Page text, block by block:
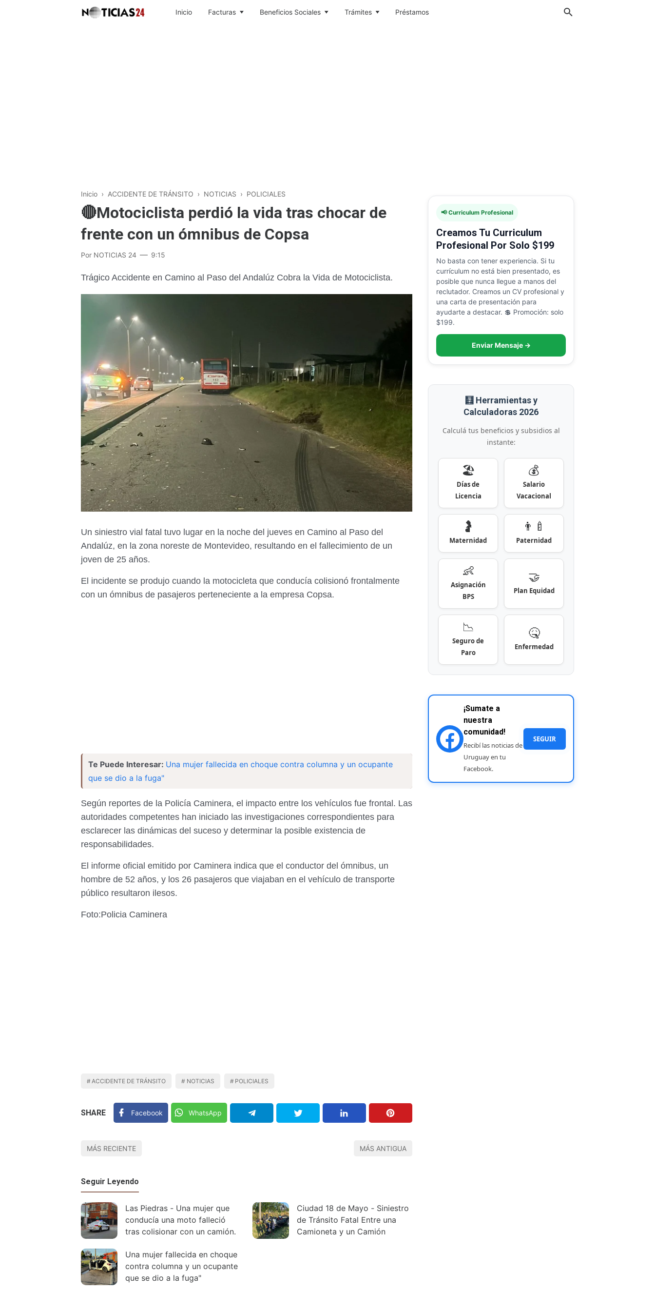
Inicio Facturas Beneficios Sociales Trámites Préstamos
Inicio › ACCIDENTE DE TRÁNSITO › NOTICIAS › POLICIALES
🔴Motociclista perdió la vida tras chocar de
frente con un ómnibus de Copsa
Por NOTICIAS 24 9:15
Trágico Accidente en Camino al Paso del Andalúz Cobra la Vida de Motociclista.
Un siniestro vial fatal tuvo lugar en la noche del jueves en Camino al Paso del
Andalúz, en la zona noreste de Montevideo, resultando en el fallecimiento de un
joven de 25 años.
El incidente se produjo cuando la motocicleta que conducía colisionó frontalmente
con un ómnibus de pasajeros perteneciente a la empresa Copsa.
Te Puede Interesar: Una mujer fallecida en choque contra columna y un ocupante
que se dio a la fuga"
Según reportes de la Policía Caminera, el impacto entre los vehículos fue frontal. Las
autoridades competentes han iniciado las investigaciones correspondientes para
esclarecer las dinámicas del suceso y determinar la posible existencia de
responsabilidades.
El informe oficial emitido por Caminera indica que el conductor del ómnibus, un
hombre de 52 años, y los 26 pasajeros que viajaban en el vehículo de transporte
público resultaron ilesos.
Foto:Policia Caminera
ACCIDENTE DE TRÁNSITO NOTICIAS POLICIALES
SHARE Facebook WhatsApp
MÁS RECIENTE MÁS ANTIGUA
Seguir Leyendo
Las Piedras - Una mujer que
conducía una moto falleció
tras colisionar con un camión.
Ciudad 18 de Mayo - Siniestro
de Tránsito Fatal Entre una
Camioneta y un Camión
Una mujer fallecida en choque
contra columna y un ocupante
que se dio a la fuga"
📢 Curriculum Profesional
Creamos Tu Curriculum
Profesional Por Solo $199
No basta con tener experiencia. Si tu
currículum no está bien presentado, es
posible que nunca llegue a manos del
reclutador. Creamos un CV profesional y
una carta de presentación para
ayudarte a destacar. 💲 Promoción: solo
$199.
Enviar Mensaje →
🧮 Herramientas y
Calculadoras 2026
Calculá tus beneficios y subsidios al
instante:
🏖️
Días de
Licencia
💰
Salario
Vacacional
🤰
Maternidad
👨‍🍼
Paternidad
👶
Asignación
BPS
🤝
Plan Equidad
📉
Seguro de
Paro
🤒
Enfermedad
¡Sumate a
nuestra
comunidad!
Recibí las noticias de
Uruguay en tu
Facebook.
SEGUIR